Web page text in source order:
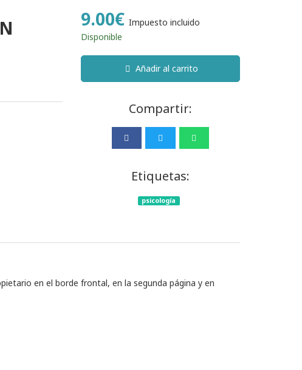
9.00€ Impuesto incluido
Disponible
Añadir al carrito
Compartir:
Etiquetas:
psicología
en el borde frontal, en la segunda página y en